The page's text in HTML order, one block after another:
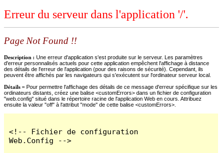
Erreur du serveur dans l'application '/'.
Page Not Found !!
Description : Une erreur d'application s'est produite sur le serveur. Les paramètres
d'erreur personnalisés actuels pour cette application empêchent l'affichage à distance
des détails de l'erreur de l'application (pour des raisons de sécurité). Cependant, ils
peuvent être affichés par les navigateurs qui s'exécutent sur l'ordinateur serveur local.
Détails = Pour permettre l'affichage des détails de ce message d'erreur spécifique sur les
ordinateurs distants, créez une balise <customErrors> dans un fichier de configuration
"web.config" situé dans le répertoire racine de l'application Web en cours. Attribuez
ensuite la valeur "off" à l'attribut "mode" de cette balise <customErrors>.
<!-- Fichier de configuration
Web.Config -->